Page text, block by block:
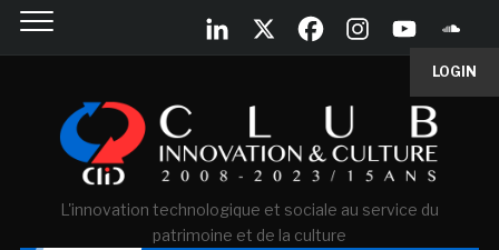
LOGIN
L'innovation technologique et sociale au service du
patrimoine et de la culture